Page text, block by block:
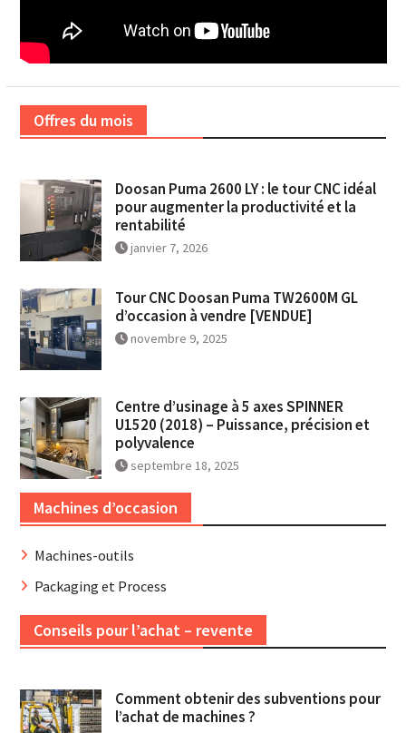
Offres du mois
Doosan Puma 2600 LY : le tour CNC idéal
pour augmenter la productivité et la
rentabilité
janvier 7, 2026
Tour CNC Doosan Puma TW2600M GL
d’occasion à vendre [VENDUE]
novembre 9, 2025
Centre d’usinage à 5 axes SPINNER
U1520 (2018) – Puissance, précision et
polyvalence
septembre 18, 2025
Machines d’occasion
Machines-outils
Packaging et Process
Conseils pour l’achat – revente
Comment obtenir des subventions pour
l’achat de machines ?